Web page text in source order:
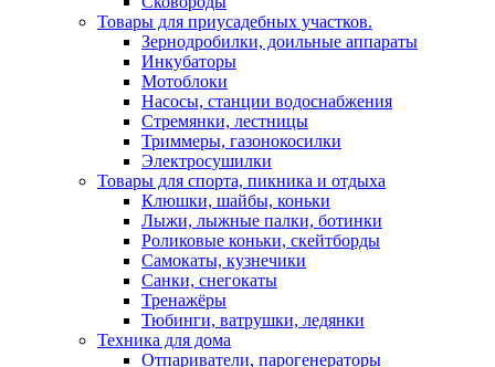
Товары для приусадебных участков.
Зернодробилки, доильные аппараты
Инкубаторы
Мотоблоки
Насосы, станции водоснабжения
Стремянки, лестницы
Триммеры, газонокосилки
Электросушилки
Товары для спорта, пикника и отдыха
Клюшки, шайбы, коньки
Лыжи, лыжные палки, ботинки
Роликовые коньки, скейтборды
Самокаты, кузнечики
Санки, снегокаты
Тренажёры
Тюбинги, ватрушки, ледянки
Техника для дома
Отпариватели, парогенераторы